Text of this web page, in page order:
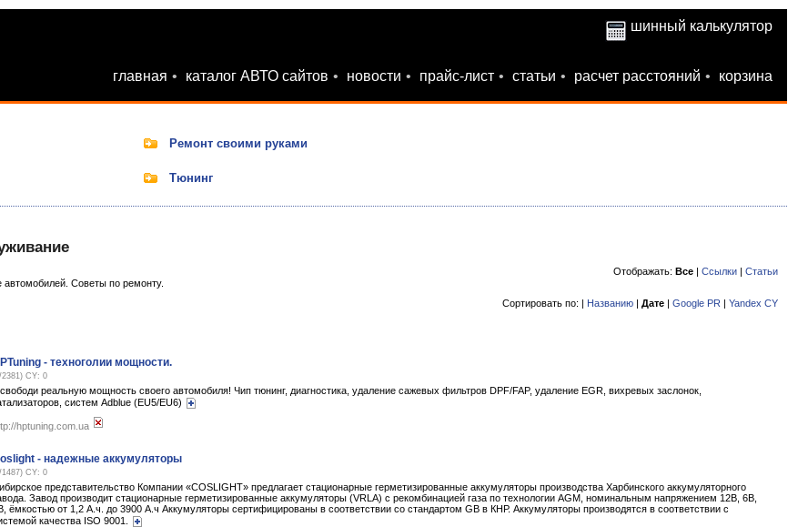
шинный калькулятор
главная • каталог АВТО сайтов • новости • прайс-лист • статьи • расчет расстояний • корзина
Ремонт своими руками
Тюнинг
Отображать: Все | Ссылки | Статьи
Советы по ремонту.
Сортировать по: | Названию | Дате | Google PR | Yandex CY
- техноголии мощности.
2381) CY: 0
реальную мощность своего автомобиля! Чип тюнинг, диагностика, удаление сажевых фильтров DPF/FAP, удаление EGR, вихревых заслонок,
систем Adblue (EU5/EU6)
hptuning.com.ua
- надежные аккумуляторы
1487) CY: 0
представительство Компании «COSLIGHT» предлагает стационарные герметизированные аккумуляторы производства Харбинского аккумуляторного
Завод производит стационарные герметизированные аккумуляторы (VRLA) с рекомбинацией газа по технологии AGM, номинальным напряжением 12В, 6В,
ёмкостью от 1,2 А.ч. до 3900 А.ч Аккумуляторы сертифицированы в соответствии со стандартом GB в КНР. Аккумуляторы производятся в соответствии с
качества ISO 9001.